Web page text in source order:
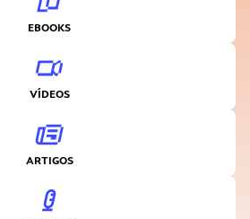
EBOOKS
VÍDEOS
ARTIGOS